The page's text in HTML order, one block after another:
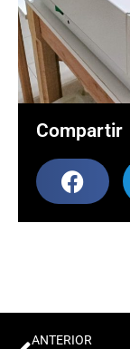
Compartir
ANTERIOR